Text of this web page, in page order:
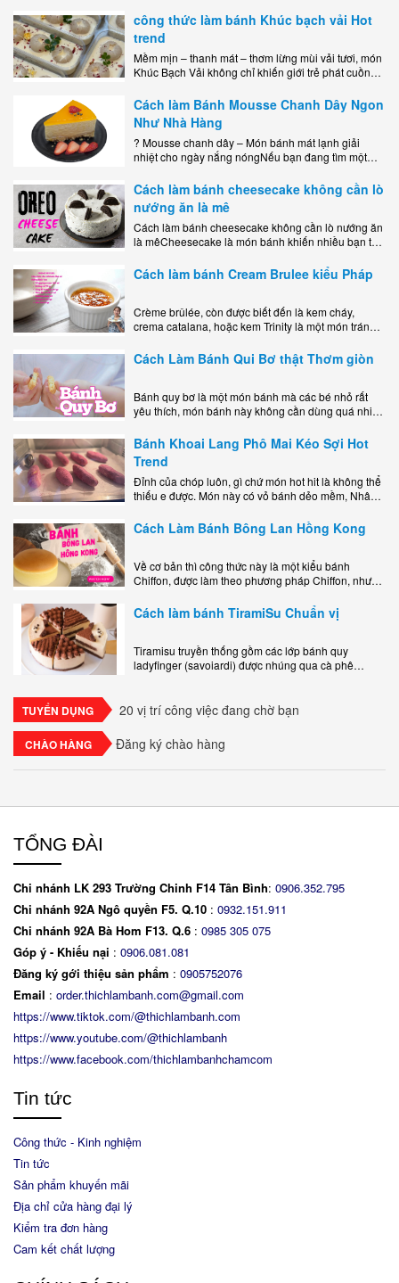
công thức làm bánh Khúc bạch vải Hot
trend
Mềm mịn – thanh mát – thơm lừng mùi vải tươi, món
Khúc Bạch Vải không chỉ khiến giới trẻ phát cuồng
Cách làm Bánh Mousse Chanh Dây Ngon
Như Nhà Hàng
? Mousse chanh dây – Món bánh mát lạnh giải
nhiệt cho ngày nắng nóngNếu bạn đang tìm một
dễ..
Cách làm bánh cheesecake không cần lò
nướng ăn là mê
Cách làm bánh cheesecake không cần lò nướng ăn
là mêCheesecake là món bánh khiến nhiều bạn trẻ
kem..
Cách làm bánh Cream Brulee kiểu Pháp
Crème brûlée, còn được biết đến là kem cháy,
crema catalana, hoặc kem Trinity là một món tráng
lớp..
Cách Làm Bánh Qui Bơ thật Thơm giòn
Bánh quy bơ là một món bánh mà các bé nhỏ rất
yêu thích, món bánh này không cần dùng quá nhiều
Bánh Khoai Lang Phô Mai Kéo Sợi Hot
Trend
Đỉnh của chóp luôn, gì chứ món hot hit là không thể
thiếu e được. Món này có vỏ bánh dẻo mềm, Nhân
Cách Làm Bánh Bông Lan Hồng Kong
Về cơ bản thì công thức này là một kiểu bánh
Chiffon, được làm theo phương pháp Chiffon, nhưng
ngon, làm..
Cách làm bánh TiramiSu Chuẩn vị
Tiramisu truyền thống gồm các lớp bánh quy
ladyfinger (savoiardi) được nhúng qua cà phê
TUYỂN DỤNG 20 vị trí công việc đang chờ bạn
CHÀO HÀNG Đăng ký chào hàng
TỔNG ĐÀI
Chi nhánh LK 293 Trường Chinh F14 Tân Bình: 0906.352.795
Chi nhánh 92A Ngô quyền F5. Q.10 : 0932.151.911
Chi nhánh 92A Bà Hom F13. Q.6 : 0985 305 075
Góp ý - Khiếu nại : 0906.081.081
Đăng ký gới thiệu sản phẩm : 0905752076
Email : order.thichlambanh.com@gmail.com
https://www.tiktok.com/@thichlambanh.com
https://www.youtube.com/@thichlambanh
https://www.facebook.com/thichlambanhchamcom
Tin tức
Công thức - Kinh nghiệm
Tin tức
Sản phẩm khuyến mãi
Địa chỉ cửa hàng đại lý
Kiểm tra đơn hàng
Cam kết chất lượng